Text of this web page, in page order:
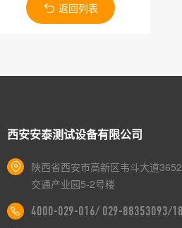
返回列表
西安安泰测试设备有限公司
陕西省西安市高新区韦斗大道
交通产业园5-2号楼
4000-029-016/ 029-88353093/